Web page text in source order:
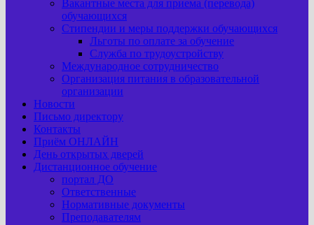
Вакантные места для приема (перевода)
обучающихся
Стипендии и меры поддержки обучающихся
Льготы по оплате за обучение
Служба по трудоустройству
Международное сотрудничество
Организация питания в образовательной
организации
Новости
Письмо директору
Контакты
Приём ОНЛАЙН
День открытых дверей
Дистанционное обучение
портал ДО
Ответственные
Нормативные документы
Преподавателям